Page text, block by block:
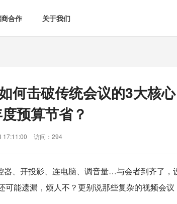
 智慧用电方案
 智慧场景建设
[list:subtitle] [list:subtitle]
合作 关于我们
 案例中心
何击破传统会议的3大核心
预算节省？
17:11:00 访问：294
、开投影、连电脑、调音量…与会者到齐了，
能遗漏，烦人不？更别说那些复杂的视频会议